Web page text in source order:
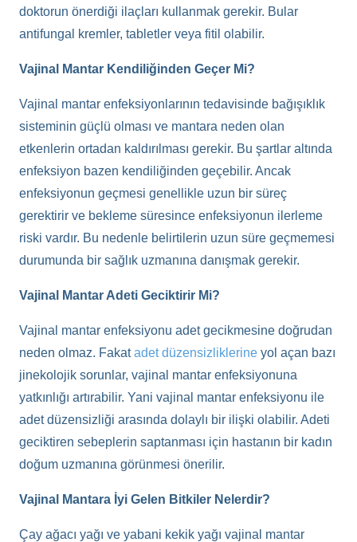
doktorun önerdiği ilaçları kullanmak gerekir. Bular
antifungal kremler, tabletler veya fitil olabilir.
Vajinal Mantar Kendiliğinden Geçer Mi?
Vajinal mantar enfeksiyonlarının tedavisinde bağışıklık
sisteminin güçlü olması ve mantara neden olan
etkenlerin ortadan kaldırılması gerekir. Bu şartlar altında
enfeksiyon bazen kendiliğinden geçebilir. Ancak
enfeksiyonun geçmesi genellikle uzun bir süreç
gerektirir ve bekleme süresince enfeksiyonun ilerleme
riski vardır. Bu nedenle belirtilerin uzun süre geçmemesi
durumunda bir sağlık uzmanına danışmak gerekir.
Vajinal Mantar Adeti Geciktirir Mi?
Vajinal mantar enfeksiyonu adet gecikmesine doğrudan
neden olmaz. Fakatadet düzensizliklerine yol açan bazı
jinekolojik sorunlar, vajinal mantar enfeksiyonuna
yatkınlığı artırabilir. Yani vajinal mantar enfeksiyonu ile
adet düzensizliği arasında dolaylı bir ilişki olabilir. Adeti
geciktiren sebeplerin saptanması için hastanın bir kadın
doğum uzmanına görünmesi önerilir.
Vajinal Mantara İyi Gelen Bitkiler Nelerdir?
Çay ağacı yağı ve yabani kekik yağı vajinal mantar